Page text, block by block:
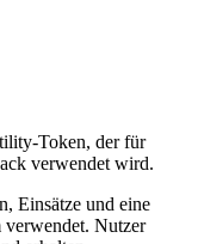
Token, der für
verwendet wird.
Einsätze und eine
Nutzer